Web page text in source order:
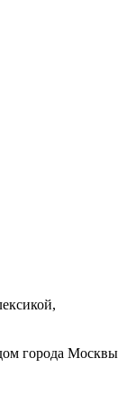
города Москвы